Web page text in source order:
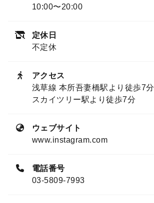
10:00〜20:00
定休日
不定休
アクセス
浅草線 本所吾妻橋駅より徒歩7分
スカイツリー駅より徒歩7分
ウェブサイト
www.instagram.com
電話番号
03-5809-7993